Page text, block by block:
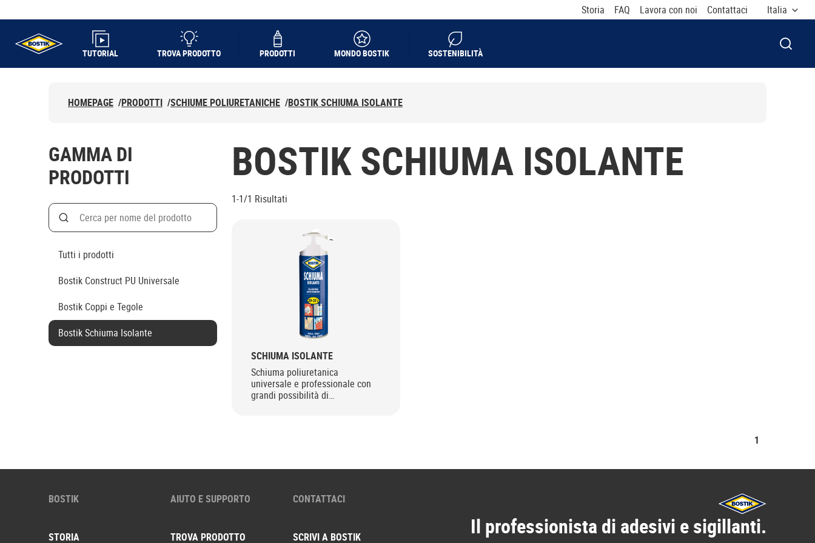
Storia FAQ Lavora con noi Contattaci Italia
TUTORIAL TROVA PRODOTTO PRODOTTI MONDO BOSTIK SOSTENIBILITÀ APRI
HOMEPAGE /PRODOTTI /SCHIUME POLIURETANICHE /BOSTIK SCHIUMA ISOLANTE
GAMMA DI
PRODOTTI
Search
Cerca
Tutti i prodotti
Bostik Construct PU Universale
Bostik Coppi e Tegole
Bostik Schiuma Isolante
BOSTIK SCHIUMA ISOLANTE
1-1/1 Risultati
SCHIUMA ISOLANTE
Schiuma poliuretanica
universale e professionale con
grandi possibilità di
1
BOSTIK
STORIA
AIUTO E SUPPORTO
TROVA PRODOTTO
CONTATTACI
SCRIVI A BOSTIK Il professionista di adesivi e sigillanti.